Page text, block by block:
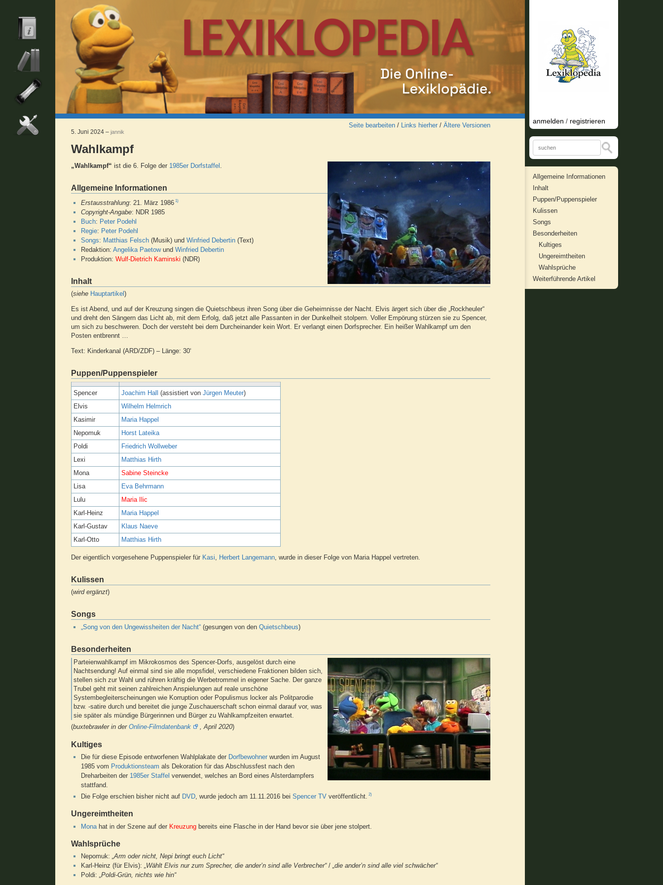
Seite bearbeiten / Links hierher / Ältere Versionen
5. Juni 2024 – jannik
Wahlkampf
„Wahlkampf“ ist die 6. Folge der 1985er Dorfstaffel
Allgemeine Informationen
Erstausstrahlung: 21. März 1986 1)
Copyright-Angabe: NDR 1985
Buch: Peter Podehl
Regie: Peter Podehl
Songs: Matthias Felsch (Musik) undWinfried Debertin (Text)
Redaktion:Angelika PaetowundWinfried Debertin
Produktion:Wulf-Dietrich Kaminski (NDR)
Inhalt
(siehe Hauptartikel )
Es ist Abend, und auf der Kreuzung singen die Quietschbeus ihren Song über die Geheimnisse der Nacht. Elvis ärgert sich über die „Rockheuler“
und dreht den Sängern das Licht ab, mit dem Erfolg, daß jetzt alle Passanten in der Dunkelheit stolpern. Voller Empörung stürzen sie zu Spencer,
um sich zu beschweren. Doch der versteht bei dem Durcheinander kein Wort. Er verlangt einen Dorfsprecher. Ein heißer Wahlkampf um den
Posten entbrennt …
Text: Kinderkanal (ARD/ZDF) – Länge: 30‘
Puppen/Puppenspieler
Spencer Joachim Hall (assistiert von Jürgen Meuter)
Elvis
Wilhelm Helmrich
Kasimir
Maria Happel
Nepomuk
Horst Lateika
Poldi
Friedrich Wollweber
Lexi
Matthias Hirth
Mona
Sabine Steincke
Lisa
Eva Behrmann
Lulu
Maria Ilic
Karl-Heinz
Maria Happel
Karl-Gustav
Klaus Naeve
Karl-Otto
Matthias Hirth
Der eigentlich vorgesehene Puppenspieler für Kasi Herbert Langemann , wurde in dieser Folge von Maria Happel vertreten.
Kulissen
(wird ergänzt)
Songs
„Song von den Ungewissheiten der Nacht“ (gesungen von denQuietschbeus)
Besonderheiten
Parteienwahlkampf im Mikrokosmos des Spencer-Dorfs, ausgelöst durch eine
Nachtsendung! Auf einmal sind sie alle mopsfidel, verschiedene Fraktionen bilden sich,
stellen sich zur Wahl und rühren kräftig die Werbetrommel in eigener Sache. Der ganze
Trubel geht mit seinen zahlreichen Anspielungen auf reale unschöne
Systembegleiterscheinungen wie Korruption oder Populismus locker als Politparodie
bzw. -satire durch und bereitet die junge Zuschauerschaft schon einmal darauf vor, was
sie später als mündige Bürgerinnen und Bürger zu Wahlkampfzeiten erwartet.
(buxtebrawler in der Online-Filmdatenbank , April 2020)
Kultiges
Die für diese Episode entworfenen Wahlplakate der Dorfbewohner wurden im August
1985 vom Produktionsteam als Dekoration für das Abschlussfest nach den
Dreharbeiten der 1985er Staffel verwendet, welches an Bord eines Alsterdampfers
stattfand.
Die Folge erschien bisher nicht auf DVD, wurde jedoch am 11.11.2016 beiSpencer TV veröffentlicht. 2)
Ungereimtheiten
Mona hat in der Szene auf der Kreuzung bereits eine Flasche in der Hand bevor sie über jene stolpert.
Wahlsprüche
Nepomuk:„Arm oder nicht, Nepi bringt euch Licht“
Karl-Heinz (für Elvis):„Wählt Elvis nur zum Sprecher, die ander’n sind alle Verbrecher“/„die ander’n sind alle viel schwächer“
Poldi:„Poldi-Grün, nichts wie hin“
anmelden / registrieren
Allgemeine Informationen
Inhalt
Puppen/Puppenspieler
Kulissen
Songs
Besonderheiten
Kultiges
Ungereimtheiten
Wahlsprüche
Weiterführende Artikel